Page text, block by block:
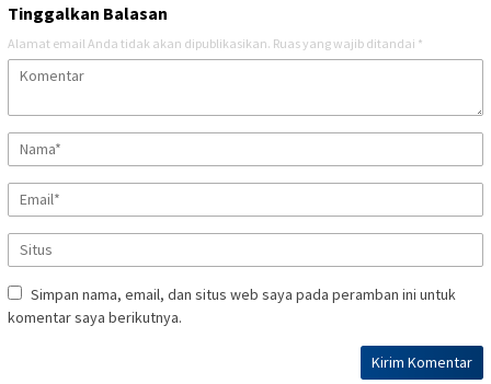
Tinggalkan Balasan
Alamat email Anda tidak akan dipublikasikan. Ruas yang wajib ditandai *
Simpan nama, email, dan situs web saya pada peramban ini untuk
komentar saya berikutnya.